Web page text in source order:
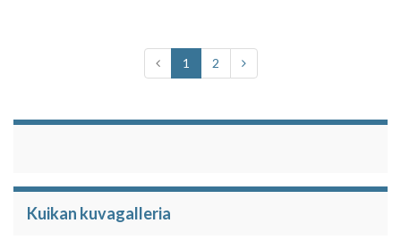
1 2
Kuikan kuvagalleria